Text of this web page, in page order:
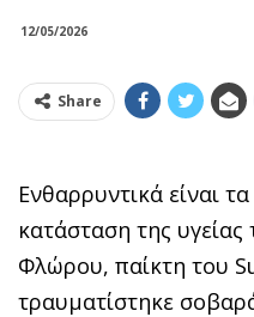
12/05/2026
Share
Ενθαρρυντικά είναι
κατάσταση της
Φλώρου, παίκτη του
τραυματίστηκε